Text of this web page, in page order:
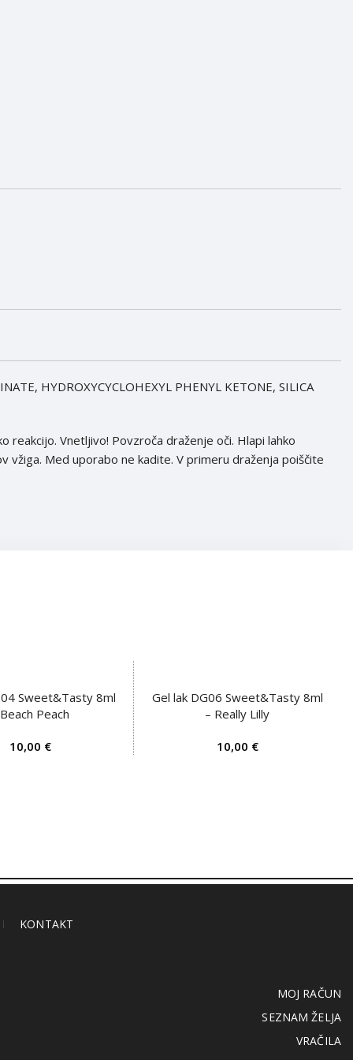
HYDROXYCYCLOHEXYL PHENYL KETONE, SILICA
Vnetljivo! Povzroča draženje oči. Hlapi lahko
Med uporabo ne kadite. V primeru draženja poiščite
Sweet&Tasty 8ml
Peach
€
DODAJ V KOŠARICO
Gel lak DG06 Sweet&Tasty 8ml
– Really Lilly
€
KONTAKT
MOJ RAČUN
SEZNAM ŽELJA
VRAČILA